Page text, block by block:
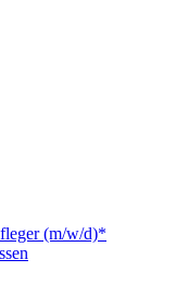
(m/w/d)*